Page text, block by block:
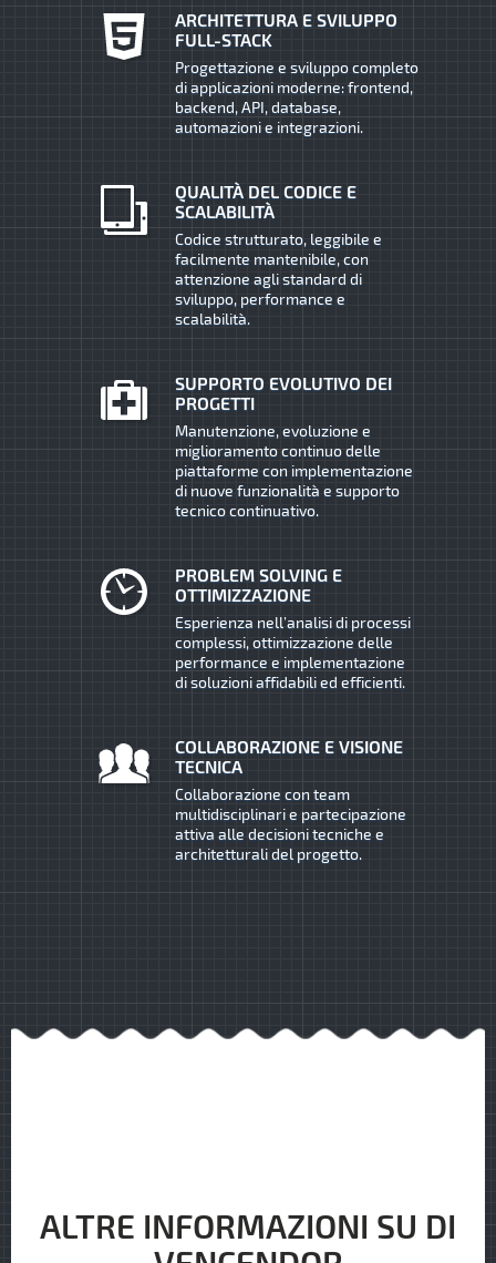
ARCHITETTURA E SVILUPPO
FULL-STACK
Progettazione e sviluppo completo
di applicazioni moderne: frontend,
backend, API, database,
automazioni e integrazioni.
QUALITÀ DEL CODICE E
SCALABILITÀ
Codice strutturato, leggibile e
facilmente mantenibile, con
attenzione agli standard di
sviluppo, performance e
scalabilità.
SUPPORTO EVOLUTIVO DEI
PROGETTI
Manutenzione, evoluzione e
miglioramento continuo delle
piattaforme con implementazione
di nuove funzionalità e supporto
tecnico continuativo.
PROBLEM SOLVING E
OTTIMIZZAZIONE
Esperienza nell’analisi di processi
complessi, ottimizzazione delle
performance e implementazione
di soluzioni affidabili ed efficienti.
COLLABORAZIONE E VISIONE
TECNICA
Collaborazione con team
multidisciplinari e partecipazione
attiva alle decisioni tecniche e
architetturali del progetto.
ALTRE INFORMAZIONI SU DI